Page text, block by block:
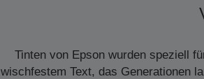
Tinten von Epson wurden speziell
wischfestem Text, das Generationen